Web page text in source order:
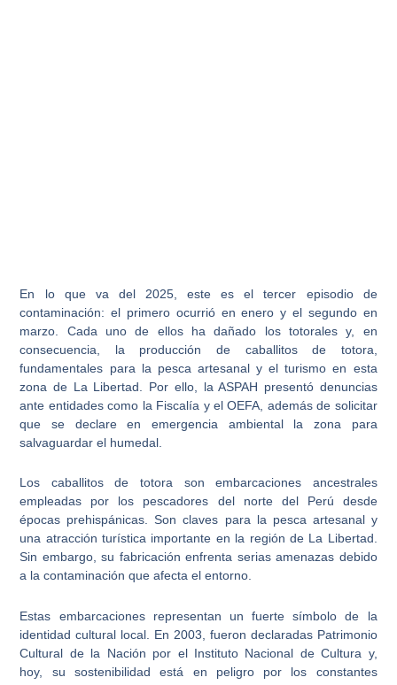
En lo que va del 2025,
este es el tercer episodio de
contaminación: el primero ocurrió en enero y el segundo en
marzo. Cada uno de ellos ha dañado los totorales y, en
consecuencia, la producción de caballitos de totora
fundamentales para la pesca artesanal y el turismo en esta
zona de La Libertad. Por ello, la ASPAH presentó denuncias
ante entidades como la Fiscalía y el OEFA, además de solicitar
que se declare en emergencia ambiental la zona para
salvaguardar el humedal
Los caballitos de totora son embarcaciones ancestrales
empleadas por los pescadores del norte del Perú desde
épocas prehispánicas. Son claves para la pesca artesanal y
una atracción turística importante en la región de La Libertad.
Sin embargo, su fabricación enfrenta serias amenazas debido
a la contaminación que afecta el entorno.
Estas embarcaciones representan un fuerte símbolo de la
identidad cultural local. En 2003, fueron declaradas Patrimonio
Cultural de la Nación por el Instituto Nacional de Cultura y,
hoy, su sostenibilidad está en peligro por los constantes